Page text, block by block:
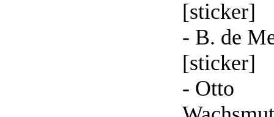
[sticker]
- B. de
[sticker]
- Otto